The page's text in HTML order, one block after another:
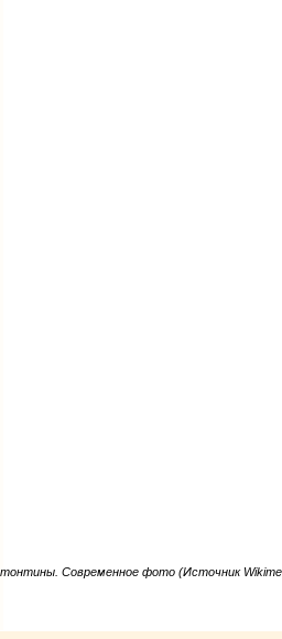
Современное фото (Источник